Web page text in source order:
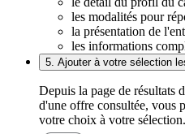
les modalités pour
la présentation de
les informations
5. Ajouter à votre sélection
Depuis la page de résultats
d'une offre consultée, vous
votre choix à votre